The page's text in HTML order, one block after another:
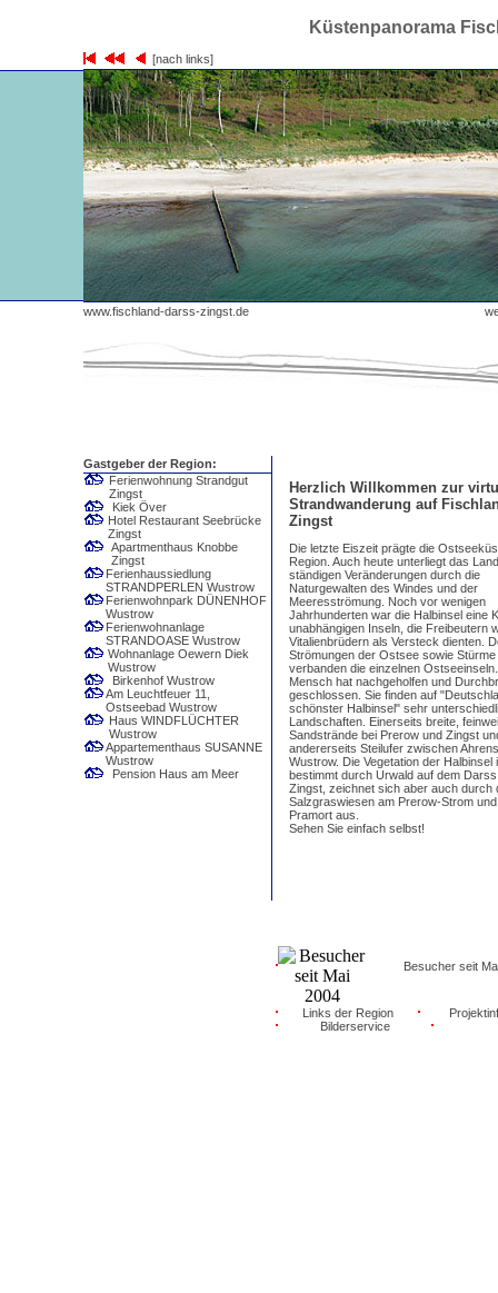
Küstenpanorama
[nach links]
www.fischland-darss-zingst.de
Gastgeber der Region:
Ferienwohnung Strandgut
Zingst
Kiek Över
Hotel Restaurant Seebrücke
Zingst
Apartmenthaus Knobbe
Zingst
Ferienhaussiedlung
STRANDPERLEN Wustrow
Ferienwohnpark DÜNENHOF
Wustrow
Ferienwohnanlage
STRANDOASE Wustrow
Wohnanlage Oewern Diek
Wustrow
Birkenhof Wustrow
Am Leuchtfeuer 11,
Ostseebad Wustrow
Haus WINDFLÜCHTER
Wustrow
Appartementhaus SUSANNE
Wustrow
Pension Haus am Meer
Herzlich Willkommen zur
Strandwanderung auf
Zingst
Die letzte Eiszeit prägte die
Region. Auch heute unterliegt das Land
ständigen Veränderungen durch die
Naturgewalten des Windes und der
Meeresströmung. Noch vor wenigen
Jahrhunderten war die Halbinsel eine
unabhängigen Inseln, die Freibeutern
Vitalienbrüdern als Versteck dienten.
Strömungen der Ostsee sowie Stürme
verbanden die einzelnen
Mensch hat nachgeholfen und
geschlossen. Sie finden auf
schönster Halbinsel" sehr
Landschaften. Einerseits breite,
Sandstrände bei Prerow und Zingst
andererseits Steilufer zwischen
Wustrow. Die Vegetation der Halbinsel
bestimmt durch Urwald auf dem
Zingst, zeichnet sich aber auch durch
Salzgraswiesen am Prerow-Strom
Pramort aus.
Sehen Sie einfach selbst!
Besucher seit
Links der Region
Bilderservice